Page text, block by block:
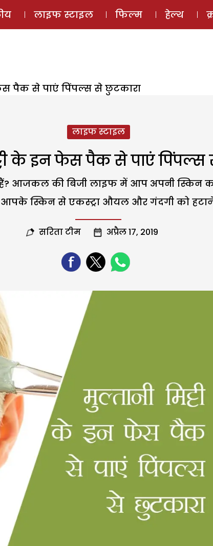
ई-मैगज़ीन
लाइफ स्टाइल फिल्म हेल्थ
पैक से पाएं पिंपल्स से छुटकारा
लाइफ स्टाइल
के इन फेस पैक से पाएं पिंपल्स
आजकल की बिजी लाइफ में आप अपनी स्किन
स्किन से एकस्ट्रा औयल और गंदगी को हटाने
सरिता टीम अप्रैल 17, 2019